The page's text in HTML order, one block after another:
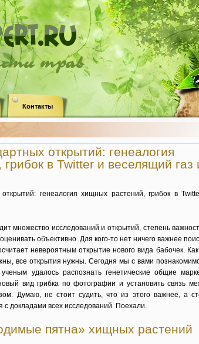
трав
Контакты
открытий: генеалогия
в Twitter и веселящий газ
множество исследований и открытий, степень
объективно. Для кого-то нет ничего важнее
невероятным открытие нового вида бабочек.
все открытия нужны. Сегодня мы с вами
удалось распознать генетические общие
вид грибка по фотографии и установить связь
Думаю, не стоит судить, что из этого важнее, а
с докладами всех исследований. Поехали.
пятна» хищных растений